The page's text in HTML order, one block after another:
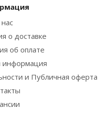
о доставке
об оплате
информация
и Публичная оферта